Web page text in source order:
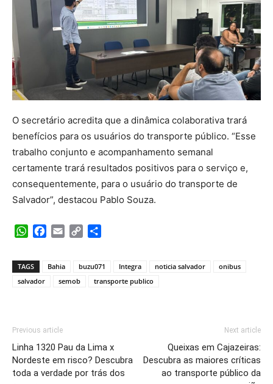
O secretário acredita que a dinâmica colaborativa trará
benefícios para os usuários do transporte público. “Esse
trabalho conjunto e acompanhamento semanal
certamente trará resultados positivos para o serviço e,
consequentemente, para o usuário do transporte de
Salvador”, destacou Pablo Souza.
WhatsApp
Facebook
Email Copy
TAGS Bahia buzu071 Integra noticia salvador
onibus
salvador
semob transporte publico
Previous article
Linha 1320 Pau da Lima x
Nordeste em risco? Descubra
toda a verdade por trás dos
Next article
Queixas em Cajazeiras:
Descubra as maiores críticas
ao transporte público da